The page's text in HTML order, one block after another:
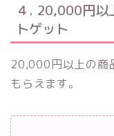
４. 20,000円以
トゲット
20,000円以上の商
もらえます。